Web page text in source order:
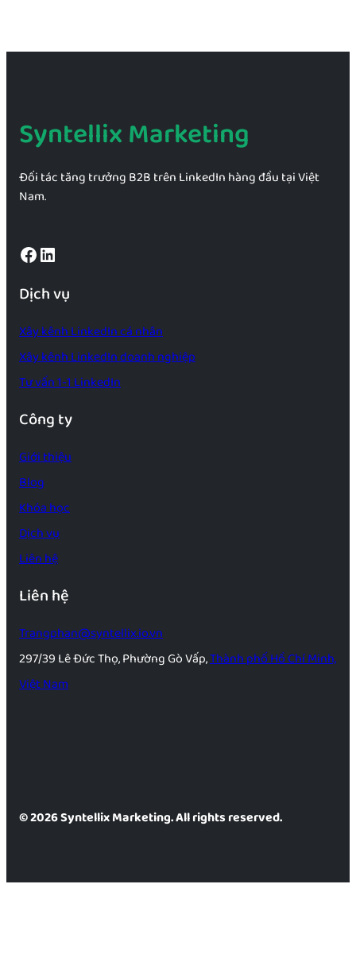
Syntellix Marketing
Đối tác tăng trưởng B2B trên LinkedIn hàng đầu tại Việt
Nam.
Facebook LinkedIn
Dịch vụ
Xây kênh LinkedIn cá nhân
Xây kênh LinkedIn doanh nghiệp
Tư vấn 1-1 LinkedIn
Công ty
Giới thiệu
Blog
Khóa học
Dịch vụ
Liên hệ
Liên hệ
Trangphan@syntellix.io.vn
297/39 Lê Đức Thọ, Phường Gò Vấp,Thành phố Hồ Chí Minh,
Việt Nam
© 2026 Syntellix Marketing. All rights reserved.